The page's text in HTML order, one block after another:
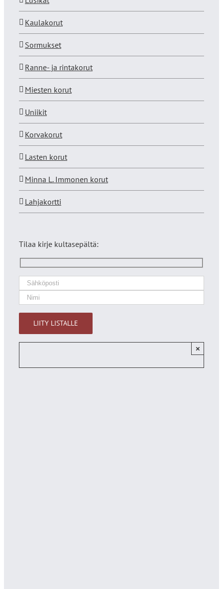
Kaulakorut
Sormukset
Ranne- ja rintakorut
Miesten korut
Uniikit
Korvakorut
Lasten korut
Minna L. Immonen korut
Lahjakortti
Tilaa kirje kultasepältä:
×